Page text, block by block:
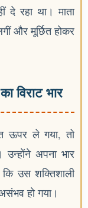
दे रहा था। माता
और मूर्छित होकर
विराट भार
ऊपर ले गया, तो
अपना भार
उस शक्तिशाली
हो गया।